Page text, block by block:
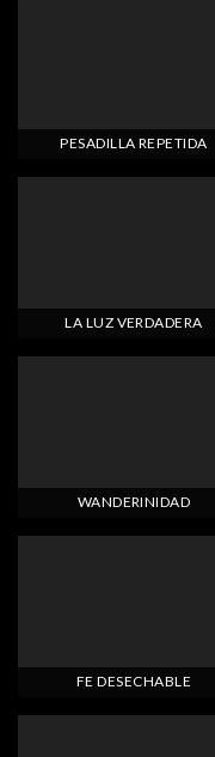
PESADILLA REPETIDA
LA LUZ VERDADERA
WANDERINIDAD
FE DESECHABLE